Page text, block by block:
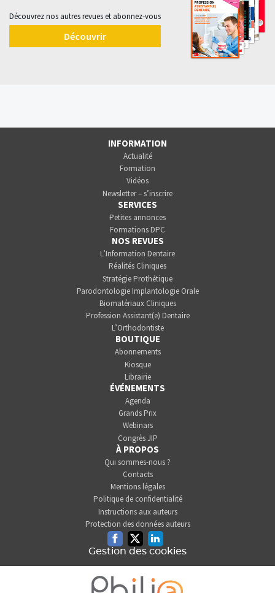
Découvrez nos autres revues et abonnez-vous
Découvrir
INFORMATION
Actualité
Formation
Vidéos
Newsletter – s’inscrire
SERVICES
Petites annonces
Formations DPC
NOS REVUES
L’Information Dentaire
Réalités Cliniques
Stratégie Prothétique
Parodontologie Implantologie Orale
Biomatériaux Cliniques
Profession Assistant(e) Dentaire
L’Orthodontiste
BOUTIQUE
Abonnements
Kiosque
Librairie
ÉVÉNEMENTS
Agenda
Grands Prix
Webinars
Congrès JIP
À PROPOS
Qui sommes-nous ?
Contacts
Mentions légales
Politique de confidentialité
Instructions aux auteurs
Protection des données auteurs
FacebookTwitterLinkedin
Gestion des cookies